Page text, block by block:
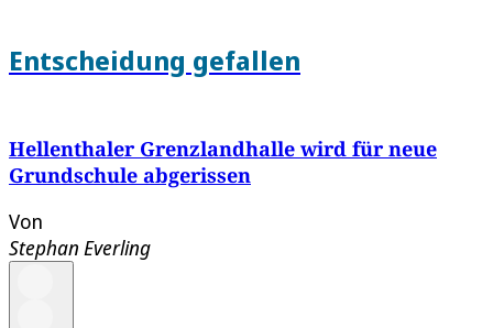
Entscheidung gefallen
Hellenthaler Grenzlandhalle wird für neue
Grundschule abgerissen
Von
Stephan Everling